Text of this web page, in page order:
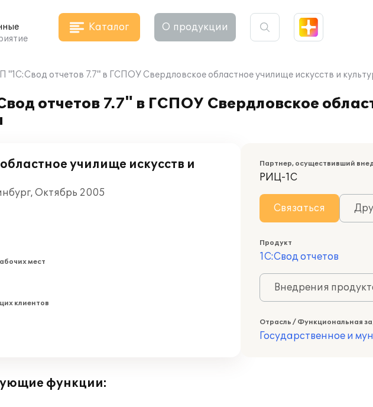
Каталог О продукции
"1С:Свод отчетов 7.7" в ГСПОУ Свердловское областное училище искусств и
отчетов 7.7" в ГСПОУ Свердловское
училище искусств и
Октябрь 2005
мест
клиентов
Партнер, осуществивший
РИЦ-1С
Связаться
Продукт
1С:Свод отчетов
Внедрения
Отрасль / Функциональная
Государственное и
функции: